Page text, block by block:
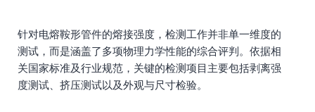
针对电熔鞍形管件的熔接强度，检测工作并非单一维度的
测试，而是涵盖了多项物理力学性能的综合评判。依据相
关国家标准及行业规范，关键的检测项目主要包括剥离强
度测试、挤压测试以及外观与尺寸检验。